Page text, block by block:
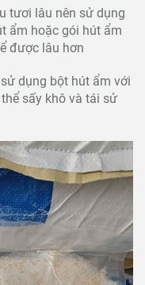
tươi lâu nên sử dụng
ẩm hoặc gói hút ẩm
được lâu hơn
dụng bột hút ẩm với
sấy khô và tái sử